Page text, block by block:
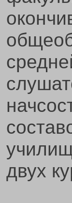
двух